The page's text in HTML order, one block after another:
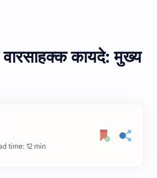
कायदे: मुख्य
time: 12 min